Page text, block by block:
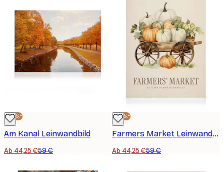
-25%*
Am Kanal Leinwandbild
Ab 44,25 €59 €
-25%*
Farmers Market Leinwandbild
Ab 44,25 €59 €